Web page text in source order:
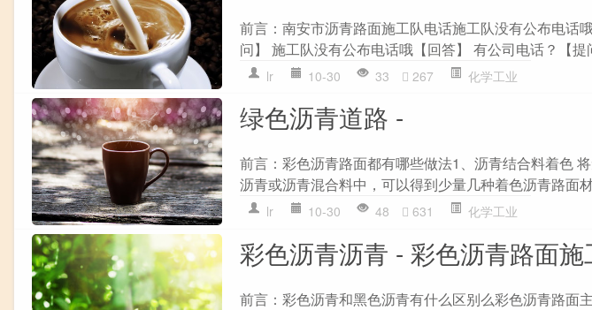
前言：南安市沥青路面施工队电话施工队没有公布电话
问】 施工队没有公布电话哦【回答】 有公司电话？【提
lr 10-30 33 267 化学工业
绿色沥青道路 -
前言：彩色沥青路面都有哪些做法1、沥青结合料着色
沥青或沥青混合料中，可以得到少量几种着色沥青路面
lr 10-30 48 631 化学工业
彩色沥青沥青 - 彩色沥青路面施
前言：彩色沥青和黑色沥青有什么区别么彩色沥青路面